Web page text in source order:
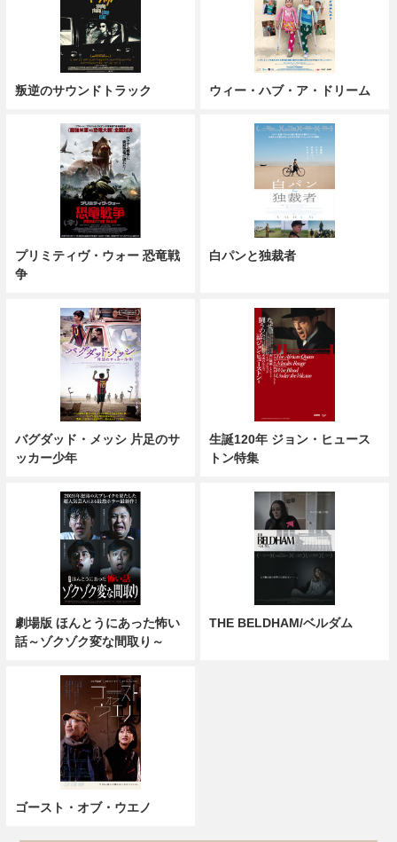
叛逆のサウンドトラック ウィー・ハブ・ア・ドリーム
プリミティヴ・ウォー 恐竜戦
争
白パンと独裁者
バグダッド・メッシ 片足のサ
ッカー少年
生誕120年 ジョン・ヒュース
トン特集
劇場版 ほんとうにあった怖い
話～ゾクゾク変な間取り～
THE BELDHAM/ベルダム
ゴースト・オブ・ウエノ